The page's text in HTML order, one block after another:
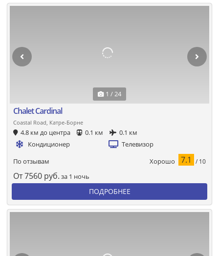
1 / 24
Chalet Cardinal
Coastal Road, Катре-Борне
4.8 км до центра 0.1 км
0.1 км
Кондиционер
Телевизор
По отзывам Хорошо 7.1 / 10
От7560 руб. за 1 ночь
ПОДРОБНЕЕ